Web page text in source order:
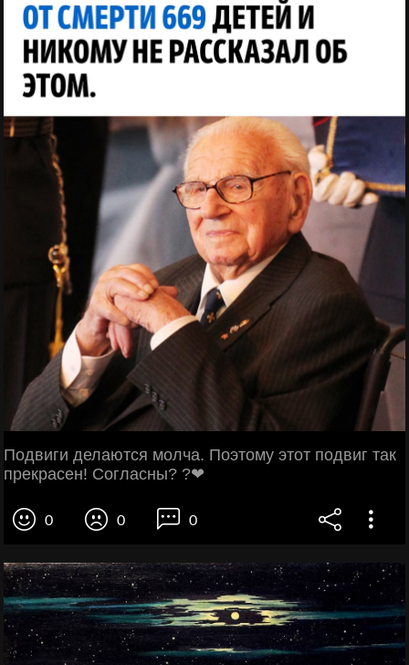
Подвиги делаются молча. Поэтому этот подвиг так
прекрасен! Согласны? ?❤
0 0 0